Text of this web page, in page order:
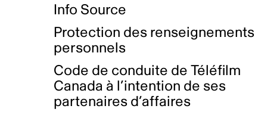
Info Source
Protection des renseignements
personnels
Code de conduite de Téléfilm
Canada à l’intention de ses
partenaires d’affaires